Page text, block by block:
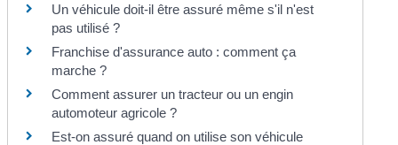
Un véhicule doit-il être assuré même s'il n'est
pas utilisé ?
Franchise d'assurance auto : comment ça
marche ?
Comment assurer un tracteur ou un engin
automoteur agricole ?
Est-on assuré quand on utilise son véhicule